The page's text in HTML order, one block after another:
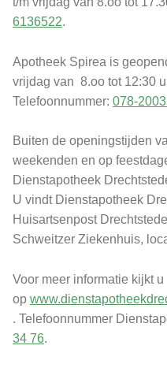
6136522.
Apotheek Spirea is
vrijdag van 8.oo tot 12:30
Telefoonnummer: 078-
Buiten de openingstijden
weekenden en op
Dienstapotheek
U vindt Dienstapotheek
Huisartsenpost
Schweitzer Ziekenhuis,
Voor meer informatie kijkt u
op
. Telefoonnummer
34 76.